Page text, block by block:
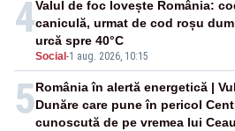
4
Social -1 aug. 2026, 10:15
Valul de foc lovește România:
caniculă, urmat de cod roșu
urcă spre 40°C
5România în alertă energetică |
Dunăre care pune în pericol
cunoscută de pe vremea lui